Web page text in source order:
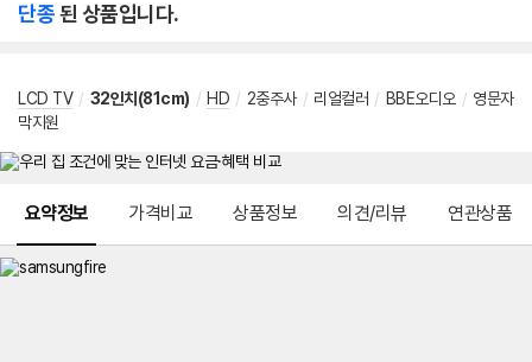
단종된 상품입니다.
LCD TV / 32인치(81cm) / HD / 2중주사 / 리얼컬러 / BBE오디오 / 영문자
막지원
요약정보 가격비교 상품정보 의견/리뷰 연관상품